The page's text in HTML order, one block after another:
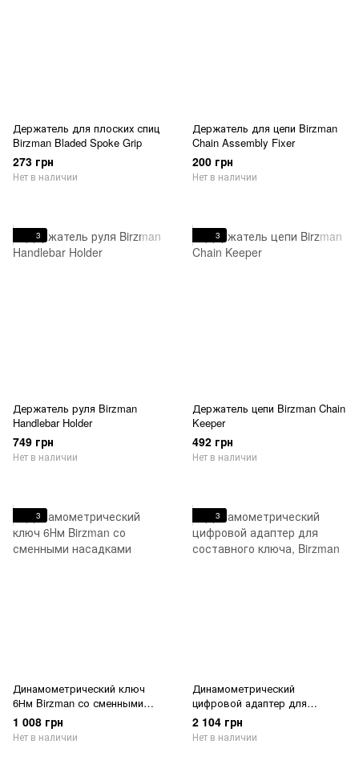
Держатель для плоских спиц
Birzman Bladed Spoke Grip
273 грн
Нет в наличии
Держатель для цепи Birzman
Chain Assembly Fixer
200 грн
Нет в наличии
3
Держатель руля Birzman
Handlebar Holder
749 грн
Нет в наличии
3
Держатель цепи Birzman Chain
Keeper
492 грн
Нет в наличии
3
Динамометрический ключ
6Нм Birzman со сменными
насадками
1 008 грн
Нет в наличии
3
Динамометрический
цифровой адаптер для
составного ключа, Birzman
2 104 грн
Нет в наличии